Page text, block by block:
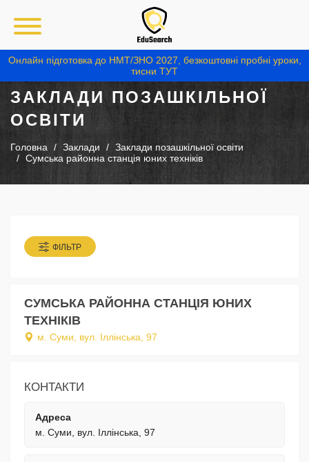
Онлайн підготовка до НМТ/ЗНО 2027, безкоштовні пробні уроки,
тисни ТУТ
ЗАКЛАДИ ПОЗАШКІЛЬНОЇ
ОСВІТИ
Головна Заклади
Заклади позашкільної освіти
Сумська районна станція юних техніків
ФІЛЬТР
СУМСЬКА РАЙОННА СТАНЦІЯ ЮНИХ
ТЕХНІКІВ
м. Суми, вул. Іллінська, 97
КОНТАКТИ
Адреса
м. Суми, вул. Іллінська, 97